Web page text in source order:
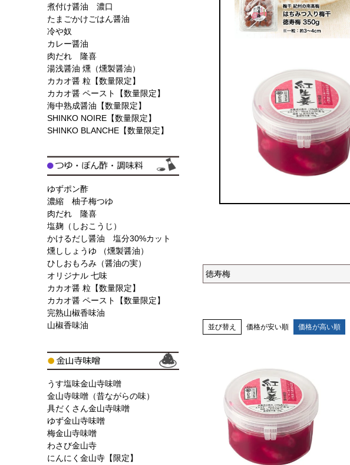
煮付け醤油 濃口
たまごかけごはん醤油
冷や奴
カレー醤油
肉だれ 隆喜
湯浅醤油 燻（燻製醤油）
カカオ醤 粒【数量限定】
カカオ醤 ペースト【数量限定】
海中熟成醤油【数量限定】
SHINKO NOIRE【数量限定】
SHINKO BLANCHE【数量限定】
ゆずポン酢
濃縮 柚子梅つゆ
肉だれ 隆喜
塩麹（しおこうじ）
かけるだし醤油 塩分30%カット
燻ししょうゆ （燻製醤油）
ひしおもろみ（醤油の実）
オリジナル 七味
カカオ醤 粒【数量限定】
カカオ醤 ペースト【数量限定】
完熟山椒香味油
山椒香味油
うす塩味金山寺味噌
金山寺味噌（昔ながらの味）
具だくさん金山寺味噌
ゆず金山寺味噌
梅金山寺味噌
わさび金山寺
にんにく金山寺【限定】
徳寿梅
並び替え 価格が安い順 価格が高い順